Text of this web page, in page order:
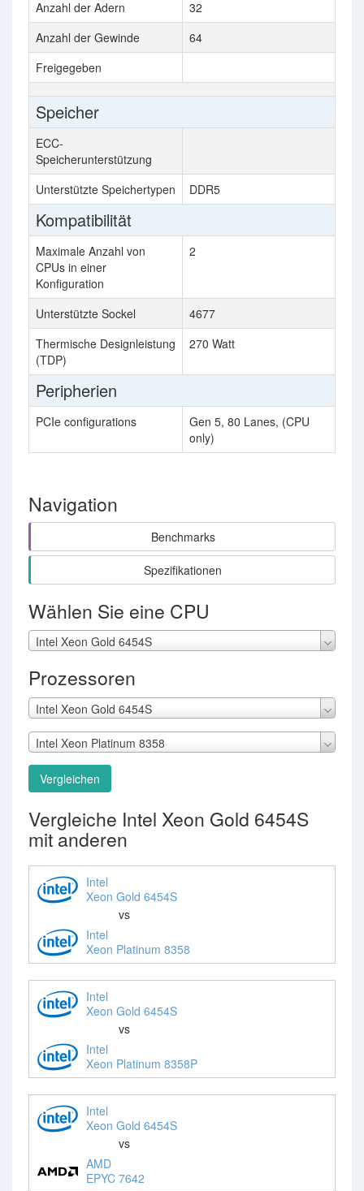
Anzahl der Adern
32
Anzahl der Gewinde
64
Freigegeben
Speicher
ECC-
Speicherunterstützung
Unterstützte Speichertypen
DDR5
Kompatibilität
Maximale Anzahl von
CPUs in einer
Konfiguration
2
Unterstützte Sockel
4677
Thermische Designleistung
(TDP)
270 Watt
Peripherien
PCIe configurations
Gen 5, 80 Lanes, (CPU
only)
Navigation
Benchmarks
Spezifikationen
Wählen Sie eine CPU
Intel Xeon Gold 6454S
Prozessoren
Intel Xeon Gold 6454S
Intel Xeon Platinum 8358
Vergleichen
Vergleiche Intel Xeon Gold 6454S
mit anderen
Intel
Xeon Gold 6454S
vs
Intel
Xeon Platinum 8358
Intel
Xeon Gold 6454S
vs
Intel
Xeon Platinum 8358P
Intel
Xeon Gold 6454S
vs
AMD
EPYC 7642